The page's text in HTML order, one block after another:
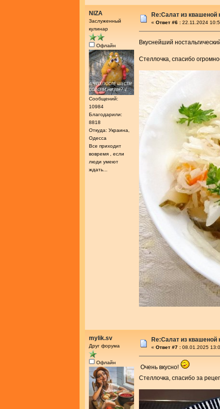
NIZA
Заслуженный
кулинар
Офлайн
Сообщений:
10984
Благодарили:
8818
Откуда: Украина,
Одесса
Все приходит
вовремя , если
люди умеют
ждать...
Re:Салат из
« Ответ #6 : 22.11.2024
Вкуснейший
Стеллочка, спасибо
mylik.sv
Друг форума
Офлайн
Re:Салат из
« Ответ #7 : 08.01.2025
Очень вкусно!
Стеллочка, спасибо за